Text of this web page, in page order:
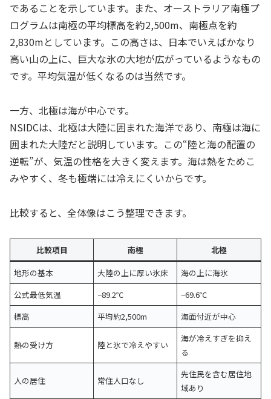
であることを示しています。また、オーストラリア南極プ
ログラムは南極の平均標高を約2,500m、南極点を約
2,830mとしています。この高さは、日本でいえばかなり
高い山の上に、巨大な氷の大地が広がっているようなもの
です。平均気温が低くなるのは当然です。
一方、北極は海が中心です。
NSIDCは、北極は大陸に囲まれた海洋であり、南極は海に
囲まれた大陸だと説明しています。この“陸と海の配置の
逆転”が、気温の性格を大きく変えます。海は熱をためこ
みやすく、冬も極端には冷えにくいからです。
比較すると、全体像はこう整理できます。
比較項目 南極
北極
地形の基本
大陸の上に厚い氷床
海の上に海氷
公式最低気温
−89.2℃
−69.6℃
標高
平均約2,500m 海面付近が中心
熱の受け方 陸と氷で冷えやすい
海が冷えすぎを抑え
る
人の居住 常住人口なし
先住民を含む居住地
域あり